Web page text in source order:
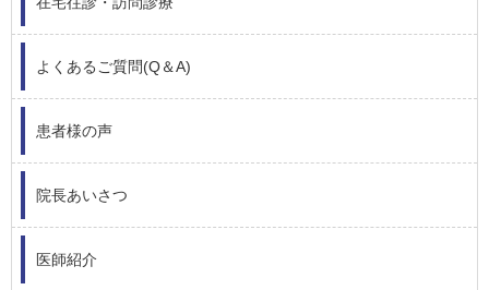
よくあるご質問(Q＆A)
患者様の声
院長あいさつ
医師紹介